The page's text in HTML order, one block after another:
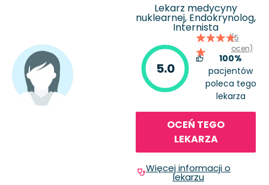
Lekarz medycyny
nuklearnej, Endokrynolog,
Internista
5.0
(5
ocen)
100%
pacjentów
poleca tego
lekarza
OCEŃ TEGO
LEKARZA
Więcej informacji o
lekarzu